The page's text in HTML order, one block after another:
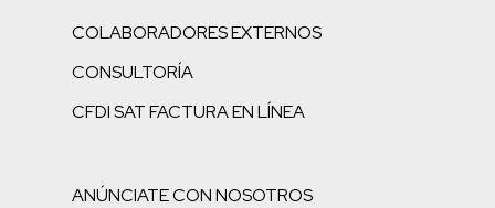
COLABORADORES EXTERNOS
CONSULTORÍA
CFDI SAT FACTURA EN LÍNEA
ANÚNCIATE CON NOSOTROS